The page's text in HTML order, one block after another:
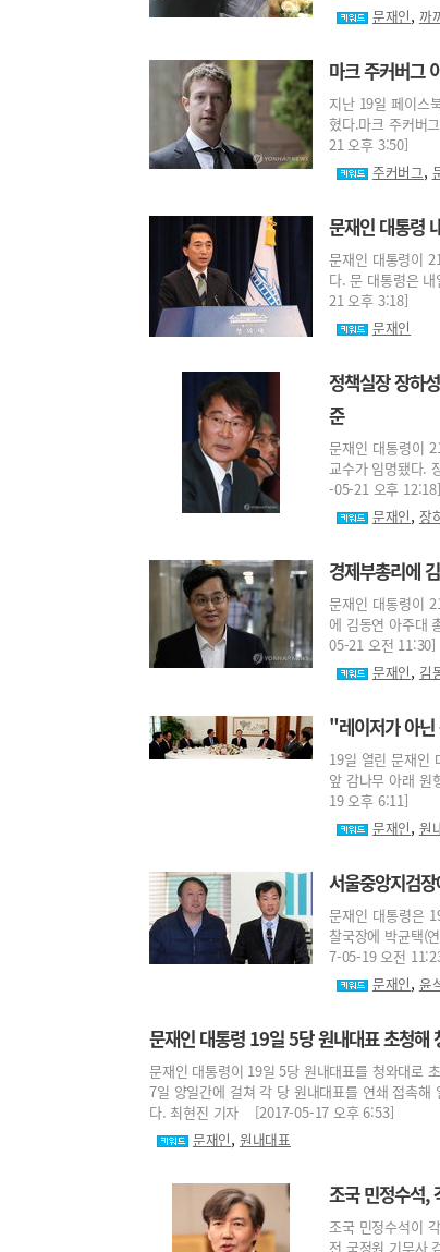
문재인, 까
마크 주커버그
지난 19일 페이스
혔다.마크 주커버
21 오후 3:50]
주커버그,
문재인 대통령
문재인 대통령이
다. 문 대통령은
21 오후 3:18]
문재인
정책실장 장하
준
문재인 대통령이
교수가 임명됐다.
-05-21 오후 12:18]
문재인, 장
경제부총리에
문재인 대통령이
에 김동연 아주대
05-21 오전 11:30]
문재인, 김
"레이저가 아
19일 열린 문재인
앞 감나무 아래
19 오후 6:11]
문재인, 원
서울중앙지검
문재인 대통령은
찰국장에 박균택(
7-05-19 오전
문재인, 윤
문재인 대통령 19일 5당 원내대표 초청해
문재인 대통령이 19일 5당 원내대표를 청와대로
7일 양일간에 걸쳐 각 당 원내대표를 연쇄 접촉
다. 최현진 기자 [2017-05-17 오후 6:53]
문재인, 원내대표
조국 민정수석,
조국 민정수석이
전 국정원 기무사